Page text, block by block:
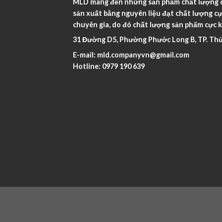
MLD mang đến những sản phẩm chất
sản xuất bằng nguyên liệu đạt chất lượng
chuyên gia, do đó chất lượng sản phẩm cực
31 Đường D5, Phường Phước Long B, TP.
E-mail: mld.companyvn@gmail.com
Hotline: 0979 190 639